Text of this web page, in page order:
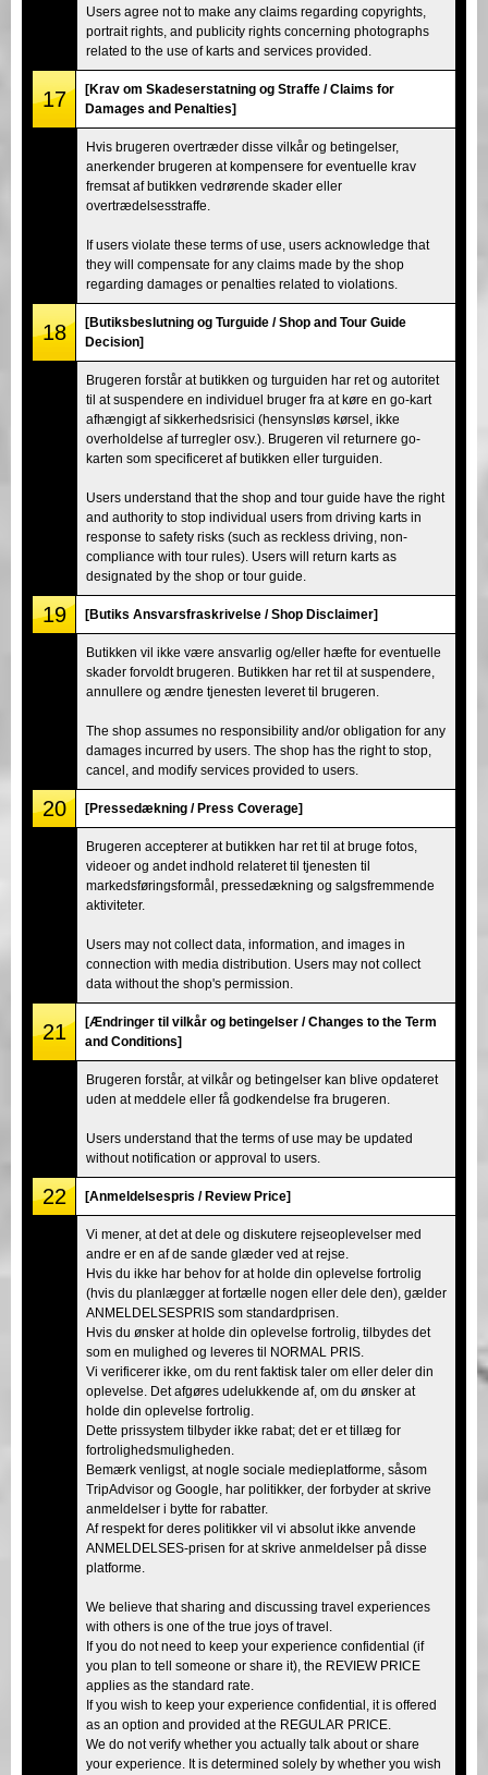
Users agree not to make any claims regarding copyrights,
portrait rights, and publicity rights concerning photographs
related to the use of karts and services provided.
17
[Krav om Skadeserstatning og Straffe / Claims for
Damages and Penalties]
Hvis brugeren overtræder disse vilkår og betingelser,
anerkender brugeren at kompensere for eventuelle krav
fremsat af butikken vedrørende skader eller
overtrædelsesstraffe.
If users violate these terms of use, users acknowledge that
they will compensate for any claims made by the shop
regarding damages or penalties related to violations.
18
[Butiksbeslutning og Turguide / Shop and Tour Guide
Decision]
Brugeren forstår at butikken og turguiden har ret og autoritet
til at suspendere en individuel bruger fra at køre en go-kart
afhængigt af sikkerhedsrisici (hensynsløs kørsel, ikke
overholdelse af turregler osv.). Brugeren vil returnere go-
karten som specificeret af butikken eller turguiden.
Users understand that the shop and tour guide have the right
and authority to stop individual users from driving karts in
response to safety risks (such as reckless driving, non-
compliance with tour rules). Users will return karts as
designated by the shop or tour guide.
19 [Butiks Ansvarsfraskrivelse / Shop Disclaimer]
Butikken vil ikke være ansvarlig og/eller hæfte for eventuelle
skader forvoldt brugeren. Butikken har ret til at suspendere,
annullere og ændre tjenesten leveret til brugeren.
The shop assumes no responsibility and/or obligation for any
damages incurred by users. The shop has the right to stop,
cancel, and modify services provided to users.
20 [Pressedækning / Press Coverage]
Brugeren accepterer at butikken har ret til at bruge fotos,
videoer og andet indhold relateret til tjenesten til
markedsføringsformål, pressedækning og salgsfremmende
aktiviteter.
Users may not collect data, information, and images in
connection with media distribution. Users may not collect
data without the shop's permission.
21
[Ændringer til vilkår og betingelser / Changes to the Term
and Conditions]
Brugeren forstår, at vilkår og betingelser kan blive opdateret
uden at meddele eller få godkendelse fra brugeren.
Users understand that the terms of use may be updated
without notification or approval to users.
22 [Anmeldelsespris / Review Price]
Vi mener, at det at dele og diskutere rejseoplevelser med
andre er en af de sande glæder ved at rejse.
Hvis du ikke har behov for at holde din oplevelse fortrolig
(hvis du planlægger at fortælle nogen eller dele den), gælder
ANMELDELSESPRIS som standardprisen.
Hvis du ønsker at holde din oplevelse fortrolig, tilbydes det
som en mulighed og leveres til NORMAL PRIS.
Vi verificerer ikke, om du rent faktisk taler om eller deler din
oplevelse. Det afgøres udelukkende af, om du ønsker at
holde din oplevelse fortrolig.
Dette prissystem tilbyder ikke rabat; det er et tillæg for
fortrolighedsmuligheden.
Bemærk venligst, at nogle sociale medieplatforme, såsom
TripAdvisor og Google, har politikker, der forbyder at skrive
anmeldelser i bytte for rabatter.
Af respekt for deres politikker vil vi absolut ikke anvende
ANMELDELSES-prisen for at skrive anmeldelser på disse
platforme.
We believe that sharing and discussing travel experiences
with others is one of the true joys of travel.
If you do not need to keep your experience confidential (if
you plan to tell someone or share it), the REVIEW PRICE
applies as the standard rate.
If you wish to keep your experience confidential, it is offered
as an option and provided at the REGULAR PRICE.
We do not verify whether you actually talk about or share
your experience. It is determined solely by whether you wish